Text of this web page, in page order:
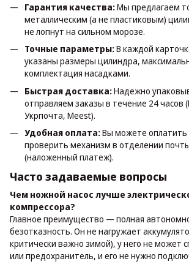
Гарантия качества:Мы предлагаем
металлическим (а не пластиковым)
не лопнут на сильном морозе.
Точные параметры:В каждой
указаны размеры цилиндра,
комплектация насадками.
Быстрая доставка:Надежно
отправляем заказы в течение 24 часов
Укрпочта, Meest).
Удобная оплата:Вы можете оплатить
проверить механизм в отделении
(наложенный платеж).
Часто задаваемые вопросы
Чем ножной насос лучше
компрессора?
Главное преимущество — полная
безотказность. Он не нагружает
критически важно зимой), у него не может
или предохранитель, и его не нужно